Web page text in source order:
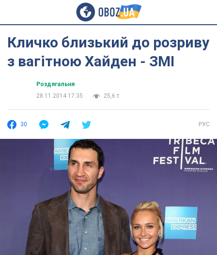
Кличко близький до розриву
з вагітною Хайден - ЗМІ
Роздягальня
28.11.2014 17:35
25,6 т.
30 РУС